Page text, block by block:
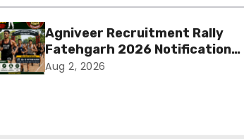
Agniveer Recruitment Rally
Fatehgarh 2026 Notification
Out – Rajput Regimental Centre
Aug 2, 2026